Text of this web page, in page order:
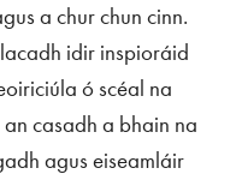
a chur chun cinn.
idir inspioráid
ó scéal na
casadh a bhain na
agus eiseamláir